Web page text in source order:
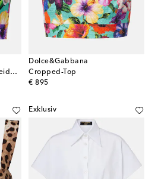
Cropped-Top aus einem Seidengemisch
Dolce&Gabbana
Cropped-Top
€ 895
original price
Exklusiv